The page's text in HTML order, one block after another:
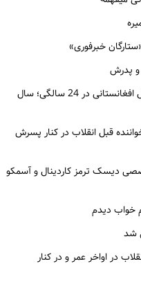
خبرفوری»
و پدرش
سفر به گذشته؛ گوگوش با تیپ و استایل افغانستانی در 24 سالگی؛ سال
قبل انقلاب در کنار پسرش
دیسک ترمز کاردینال و آسمکو
خواب دیدم
شد
در اواخر عمر و در کنار